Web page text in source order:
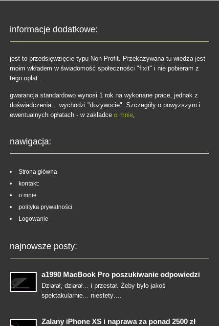
informacje dodatkowe:
jest to przedsięwzięcie typu Non-Profit. Przekazywana tu wiedza jest
moim wkładem w świadomość społeczności "fixit" i nie pobieram z
tego opłat. .
gwarancja standardowo wynosi 1 rok na wykonane prace, jednak z
doświadczenia... wychodzi "dożywocie". Szczegóły o powyższym i
ewentualnych opłatach - w zakładce o mnie
nawigacja:
Strona główna
kontakt:
o mnie
polityka prywatności
Logowanie
najnowsze posty:
a1990 MacBook Pro poszukiwanie odpowiedzi
Działał, działał… i przestał. Żeby było jakoś
spektakularnie… niestety….
Zalany iPhone XS i naprawa za ponad 2500 zł